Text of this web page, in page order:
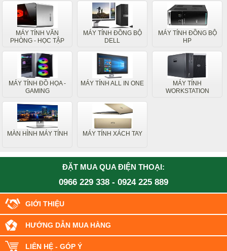
MÁY TÍNH VĂN
PHÒNG - HỌC TẬP
MÁY TÍNH ĐỒNG BỘ
DELL
MÁY TÍNH ĐỒNG BỘ
HP
MÁY TÍNH ĐỒ HỌA -
GAMING
MÁY TÍNH ALL IN ONE
MÁY TÍNH
WORKSTATION
MÀN HÌNH MÁY TÍNH MÁY TÍNH XÁCH TAY
ĐẶT MUA QUA ĐIỆN THOẠI:
0966 229 338 - 0924 225 889
GIỚI THIỆU
HƯỚNG DẪN MUA HÀNG
LIÊN HỆ - GÓP Ý